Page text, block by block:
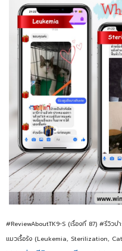
#ReviewAboutTK9-S (เรื่องที่ 87) #รีวิ
แมวเรื้อรัง (Leukemia, Sterilization,